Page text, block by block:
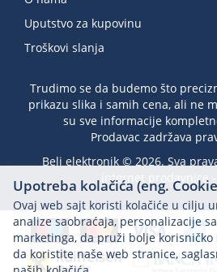
Uputstvo za kupovinu
Troškovi slanja
Trudimo se da budemo što
prikazu slika i samih cena, ali ne
su sve informacije
Prodavac zadržava
Beli elektronik © 2026. Sva
internet prodavnice
Upotreba kolačića (eng.
Ovaj web sajt koristi kolačiće u cilju
analize saobraćaja, personalizacije
marketinga, da pruži bolje korisničko
da koristite naše web stranice,